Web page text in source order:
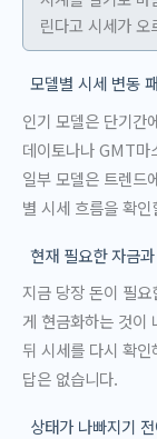
린다고 시세가 오
모델별 시세 변동
인기 모델은 단기간
데이토나나 GMT마
일부 모델은 트렌드
별 시세 흐름을 확
현재 필요한 자금
지금 당장 돈이 필
게 현금화하는 것이
뒤 시세를 다시 확
답은 없습니다.
상태가 나빠지기